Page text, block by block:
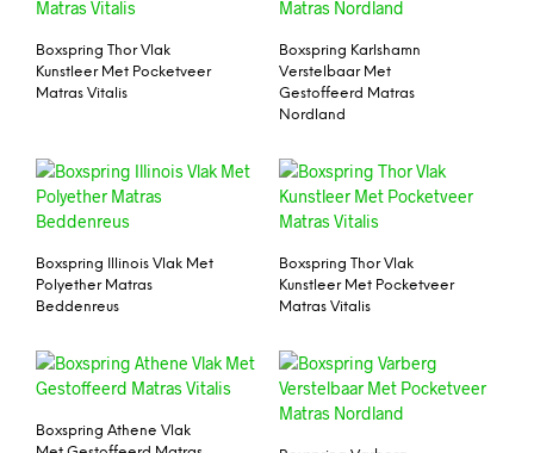
Boxspring Thor Vlak
Kunstleer Met Pocketveer
Matras Vitalis
Boxspring Karlshamn
Verstelbaar Met
Gestoffeerd Matras
Nordland
Boxspring Illinois Vlak Met
Polyether Matras
Beddenreus
Boxspring Thor Vlak
Kunstleer Met Pocketveer
Matras Vitalis
Boxspring Athene Vlak